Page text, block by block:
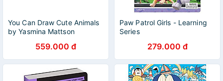
You Can Draw Cute Animals
by Yasmina Mattson
559.000 đ
Paw Patrol Girls - Learning
Series
279.000 đ